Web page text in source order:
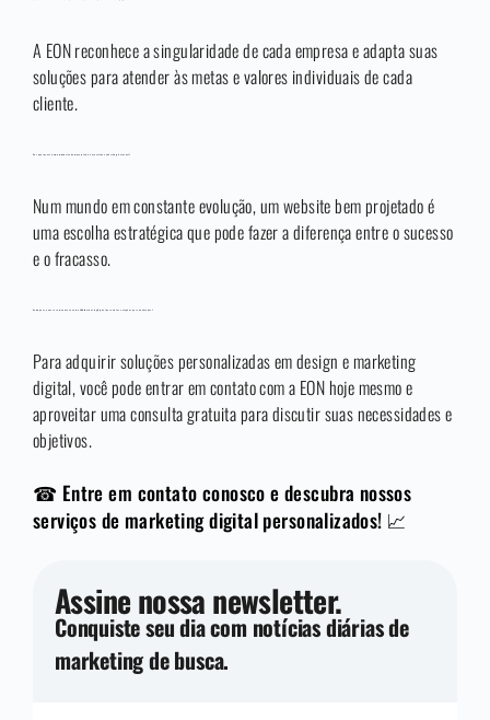
A EON reconhece a singularidade de cada empresa e adapta suas
soluções para atender às metas e valores individuais de cada
cliente.
Num mundo em constante evolução, um website bem projetado é
uma escolha estratégica que pode fazer a diferença entre o sucesso
e o fracasso.
Para adquirir soluções personalizadas em design e marketing
digital, você pode entrar em contato com a EON hoje mesmo e
aproveitar uma consulta gratuita para discutir suas necessidades e
objetivos.
☎ Entre em contato conosco e descubra nossos
serviços de marketing digital personalizados! 📈
Assine nossa newsletter.
Conquiste seu dia com notícias diárias de
marketing de busca.